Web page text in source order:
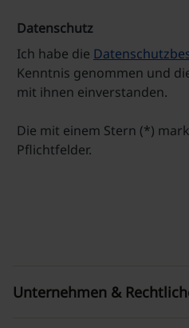
Datenschutz
Ich habe die
Kenntnis genommen und
mit ihnen einverstanden.
Die mit einem Stern (*)
Pflichtfelder.
Unternehmen &